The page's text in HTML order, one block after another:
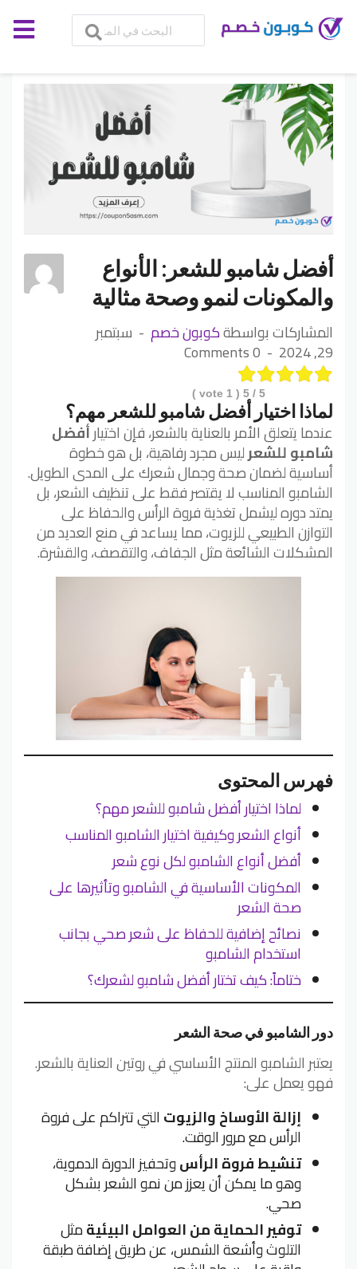
أفضل شامبو للشعر: الأنواع
والمكونات لنمو وصحة مثالية
المشاركات بواسطةكوبون خصم سبتمبر
29, 2024
0 Comments
5
/ 5 (
1
vote )
لماذا اختيار أفضل شامبو للشعر مهم؟
عندما يتعلق الأمر بالعناية بالشعر، فإن اختيارأفضل
شامبو للشعرليس مجرد رفاهية، بل هو خطوة
أساسية لضمان صحة وجمال شعرك على المدى الطويل.
الشامبو المناسب لا يقتصر فقط على تنظيف الشعر، بل
يمتد دوره ليشمل تغذية فروة الرأس والحفاظ على
التوازن الطبيعي للزيوت، مما يساعد في منع العديد من
المشكلات الشائعة مثل الجفاف، والتقصف، والقشرة.
فهرس المحتوى
لماذا اختيار أفضل شامبو للشعر مهم؟
أنواع الشعر وكيفية اختيار الشامبو المناسب
أفضل أنواع الشامبو لكل نوع شعر
المكونات الأساسية في الشامبو وتأثيرها على
صحة الشعر
نصائح إضافية للحفاظ على شعر صحي بجانب
استخدام الشامبو
ختاماً: كيف تختار أفضل شامبو لشعرك؟
دور الشامبو في صحة الشعر
يعتبر الشامبو المنتج الأساسي في روتين العناية بالشعر.
فهو يعمل على:
إزالة الأوساخ والزيوتالتي تتراكم على فروة
الرأس مع مرور الوقت.
تنشيط فروة الرأسوتحفيز الدورة الدموية،
وهو ما يمكن أن يعزز من نمو الشعر بشكل
صحي.
توفير الحماية من العوامل البيئيةمثل
التلوث وأشعة الشمس، عن طريق إضافة طبقة